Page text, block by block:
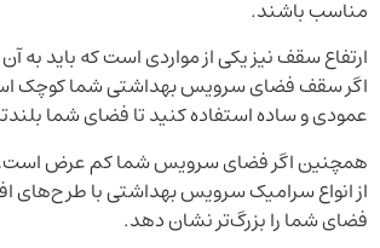
مناسب باشند.
ارتفاع سقف نیز یکی از مواردی است که باید به
اگر سقف فضای سرویس بهداشتی شما کوچک
عمودی و ساده استفاده کنید تا فضای شما
همچنین اگر فضای سرویس شما کم عرض
از انواع سرامیک سرویس بهداشتی با طرح‌های
فضای شما را بزرگ‌تر نشان دهد.